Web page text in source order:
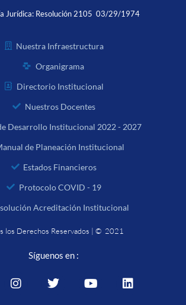
Jurídica: Resolución 2105 03/29/1974
Nuestra Infraestructura
Organigrama
Directorio Institucional
Nuestros Docentes
Desarrollo Institucional 2022 - 2027
de Planeación Institucional
Estados Financieros
Protocolo COVID - 19
Acreditación Institucional
los Derechos Reservados | © 2021
Síguenos en :